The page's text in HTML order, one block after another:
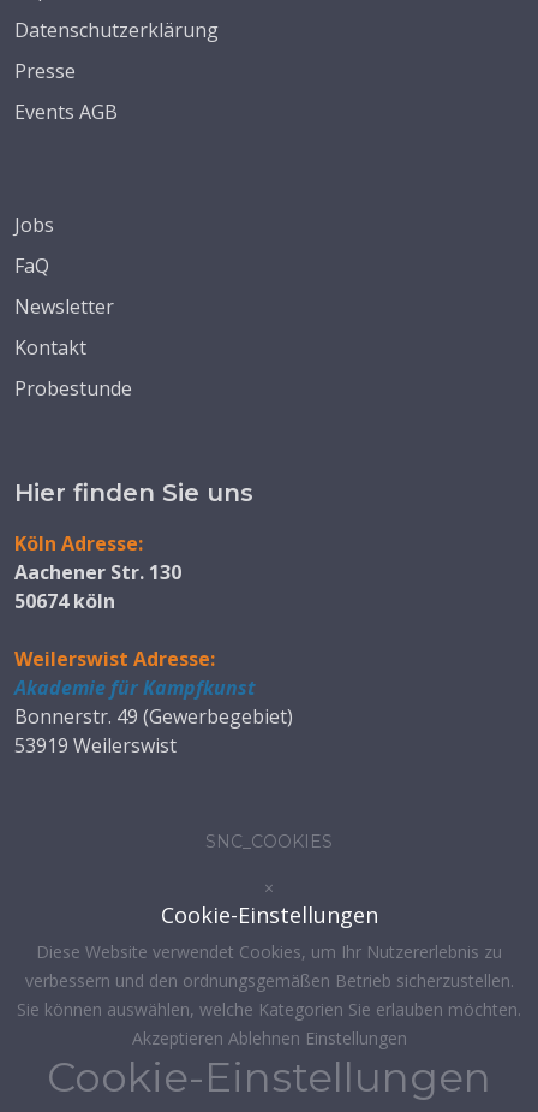
Datenschutzerklärung
Presse
Events AGB
Jobs
FaQ
Newsletter
Kontakt
Probestunde
Hier finden Sie uns
Köln Adresse:
Aachener Str. 130
50674 köln
Weilerswist Adresse:
Akademie für Kampfkunst
Bonnerstr. 49 (Gewerbegebiet)
53919 Weilerswist
SNC_COOKIES
×
Cookie-Einstellungen
Diese Website verwendet Cookies, um Ihr Nutzererlebnis zu
verbessern und den ordnungsgemäßen Betrieb sicherzustellen.
Sie können auswählen, welche Kategorien Sie erlauben möchten.
Akzeptieren Ablehnen Einstellungen
Cookie-Einstellungen